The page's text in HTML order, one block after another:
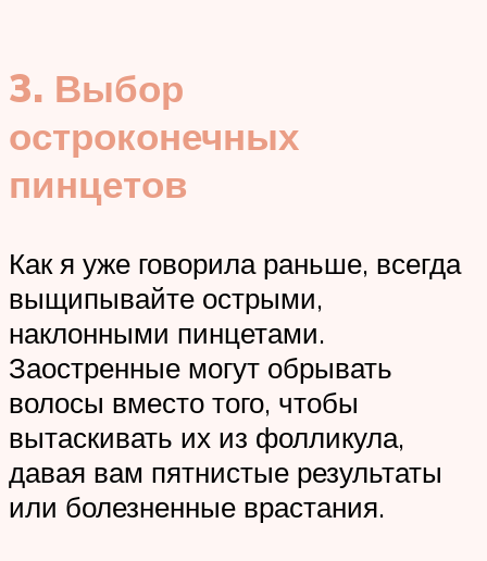
3. Выбор
остроконечных
пинцетов
Как я уже говорила раньше, всегда
выщипывайте острыми,
наклонными пинцетами.
Заостренные могут обрывать
волосы вместо того, чтобы
вытаскивать их из фолликула,
давая вам пятнистые результаты
или болезненные врастания.